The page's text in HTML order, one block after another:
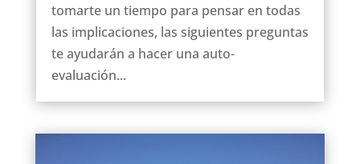
tomarte un tiempo para pensar en todas
las implicaciones, las siguientes preguntas
te ayudarán a hacer una auto-
evaluación...